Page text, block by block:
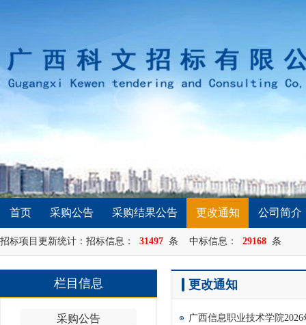
首页 采购公告 采购结果公告 更改通知 公司简介
招标项目更新统计：招标信息： 31497 条 中标信息： 29168 条
栏目信息
采购公告
更改通知
广西信息职业技术学院